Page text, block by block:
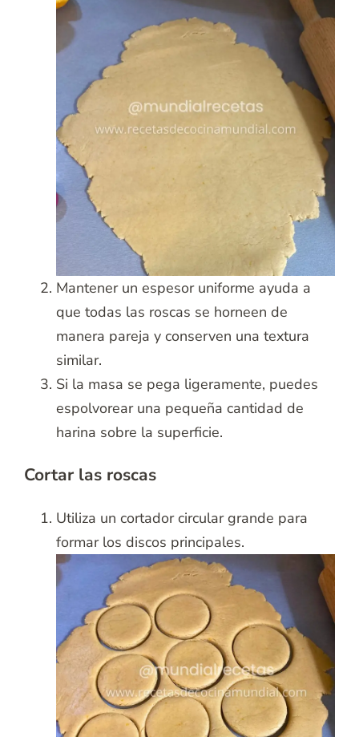
Mantener un espesor uniforme ayuda a
que todas las roscas se horneen de
manera pareja y conserven una textura
similar.
Si la masa se pega ligeramente, puedes
espolvorear una pequeña cantidad de
harina sobre la superficie.
Cortar las roscas
Utiliza un cortador circular grande para
formar los discos principales.